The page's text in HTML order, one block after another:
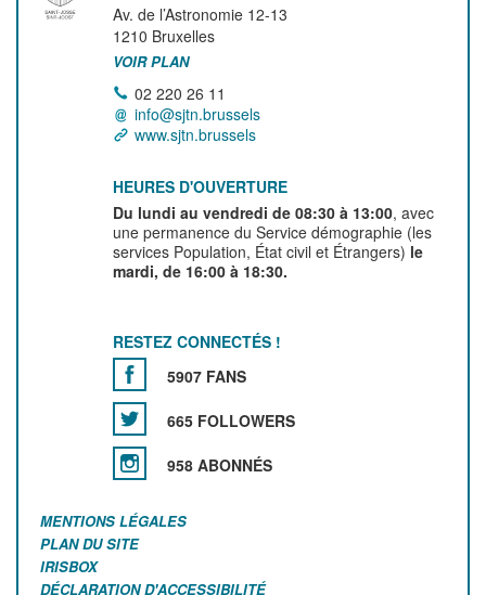
Av. de l’Astronomie 12-13
1210 Bruxelles
VOIR PLAN
02 220 26 11
info@sjtn.brussels
www.sjtn.brussels
HEURES D'OUVERTURE
Du lundi au vendredi de 08:30 à 13:00, avec
une permanence du Service démographie (les
services Population, État civil et Étrangers) le
mardi, de 16:00 à 18:30.
RESTEZ CONNECTÉS !
5907 FANS
665 FOLLOWERS
958 ABONNÉS
MENTIONS LÉGALES
PLAN DU SITE
IRISBOX
DÉCLARATION D'ACCESSIBILITÉ